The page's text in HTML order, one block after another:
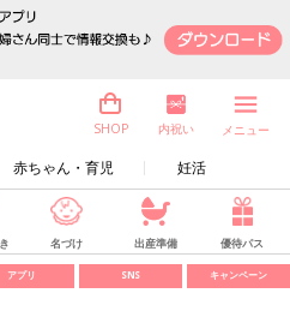
赤ちゃん・育児 妊活
SHOP 内祝い メニュー
名づけ 出産準備 優待パス
アプリ SNS キャンペーン